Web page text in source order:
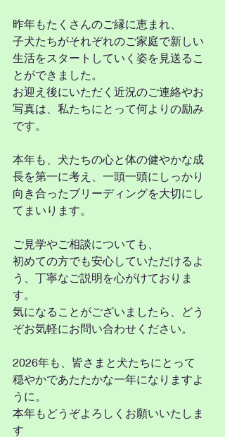
昨年もたくさんのご縁に恵まれ、
子犬たちがそれぞれのご家庭で新しい
生活をスタートしていく姿を見送るこ
とができました。
お迎え後にいただく近況のご連絡やお
写真は、私たちにとって何よりの励み
です。
本年も、犬たちの心と体の健やかな成
長を第一に考え、一頭一頭にしっかり
向き合ったブリーディングを大切にし
てまいります。
ご見学やご相談についても、
初めての方でも安心していただけるよ
う、丁寧なご説明を心がけておりま
す。
気になることがございましたら、どう
ぞお気軽にお問い合わせください。
2026年も、皆さまと犬たちにとって
穏やかであたたかな一年になりますよ
うに。
本年もどうぞよろしくお願いいたしま
す